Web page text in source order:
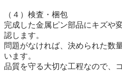
（４）検査・梱包
完成した金属ピン部品にキズや
認します。
問題がなければ、決められた数
います。
品質を守る大切な工程なので、